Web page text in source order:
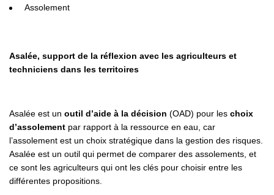
Assolement
Asalée, support de la réflexion avec les agriculteurs et
techniciens dans les territoires
Asalée est un outil d’aide à la décision (OAD) pour les choix
d’assolement par rapport à la ressource en eau, car
l’assolement est un choix stratégique dans la gestion des risques.
Asalée est un outil qui permet de comparer des assolements, et
ce sont les agriculteurs qui ont les clés pour choisir entre les
différentes propositions.